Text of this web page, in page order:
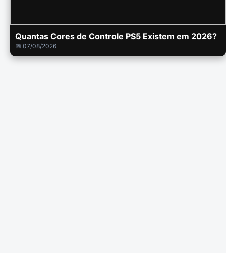
Quantas Cores de Controle PS5 Existem em 2026?
📅 07/08/2026